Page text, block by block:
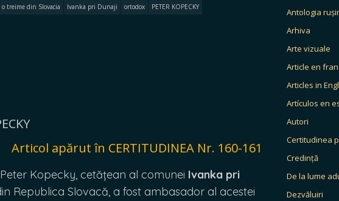
treime din Slovacia Ivanka pri Dunaji ortodox PETER KOPECKY
Articol apărut în CERTITUDINEA Nr. 160-161
Kopecky, cetățean al comunei Ivanka pri
Republica Slovacă, a fost ambasador al acestei
Antologia
Arhiva
Arte vizuale
Article en
Articles in
Artículos en
Autori
Certitudinea
Credință
De la lume
Dezvăluiri